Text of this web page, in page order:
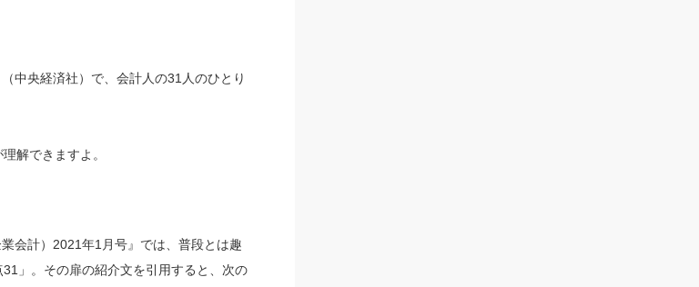
中央経済社）で、会計人の31人のひとり
解できますよ。
会計）2021年1月号』では、普段とは趣
」。その扉の紹介文を引用すると、次の